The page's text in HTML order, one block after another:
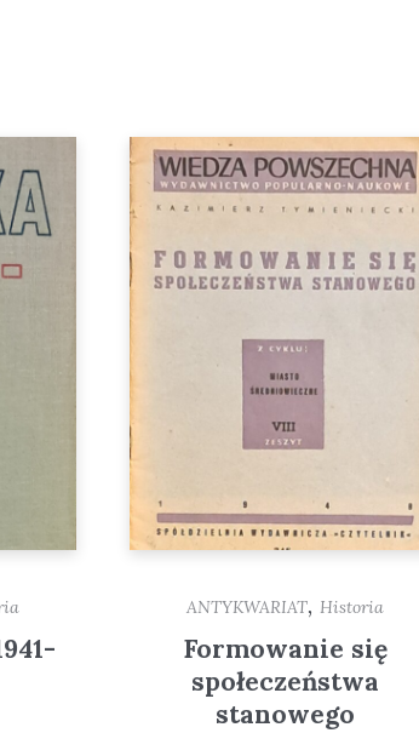
ANTYKWARIAT, Historia
Formowanie się
społeczeństwa
stanowego